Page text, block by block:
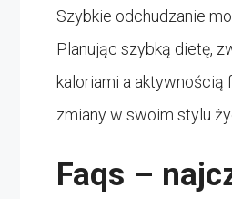
Szybkie odchudzanie
Planując szybką dietę,
kaloriami a aktywnością
zmiany w swoim stylu
Faqs –